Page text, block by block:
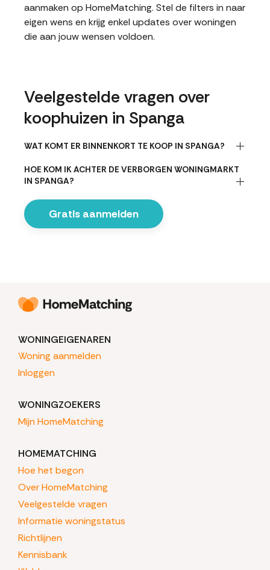
aanmaken op HomeMatching. Stel de filters in naar
eigen wens en krijg enkel updates over woningen
die aan jouw wensen voldoen.
Veelgestelde vragen over
koophuizen in Spanga
WAT KOMT ER BINNENKORT TE KOOP IN SPANGA?
HOE KOM IK ACHTER DE VERBORGEN WONINGMARKT
IN SPANGA?
Gratis aanmelden
WONINGEIGENAREN
Woning aanmelden
Inloggen
WONINGZOEKERS
Mijn HomeMatching
HOMEMATCHING
Hoe het begon
Over HomeMatching
Veelgestelde vragen
Informatie woningstatus
Richtlijnen
Kennisbank